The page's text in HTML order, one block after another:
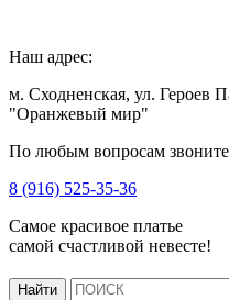
Наш адрес:
м. Сходненская, ул. Героев
"Оранжевый мир"
По любым вопросам
8 (916) 525-35-36
Самое красивое платье
самой счастливой невесте!